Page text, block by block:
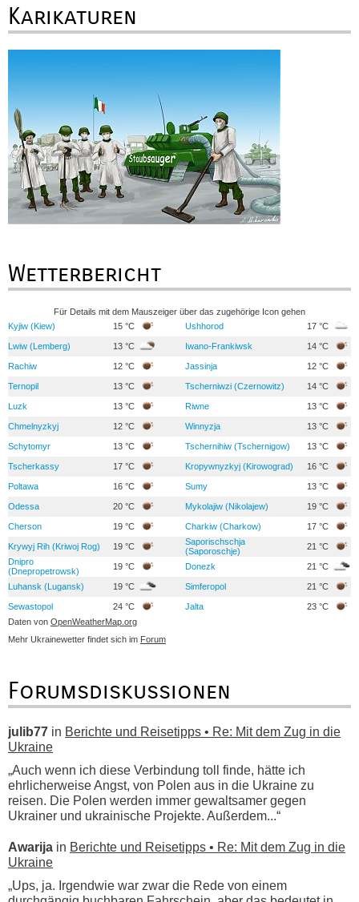
Karikaturen
Wetterbericht
Für Details mit dem Mauszeiger über das zugehörige Icon gehen
Kyjiw (Kiew)
15 °C Ushhorod 17 °C
Lwiw (Lemberg) 13 °C Iwano-Frankiwsk 14 °C
Rachiw 12 °C Jassinja 12 °C
Ternopil 13 °C Tscherniwzi (Czernowitz) 14 °C
Luzk 13 °C Riwne 13 °C
Chmelnyzkyj 12 °C Winnyzja 13 °C
Schytomyr 13 °C Tschernihiw (Tschernigow) 13 °C
Tscherkassy 17 °C Kropywnyzkyj (Kirowograd) 16 °C
Poltawa 16 °C Sumy 13 °C
Odessa 20 °C Mykolajiw (Nikolajew) 19 °C
Cherson 19 °C Charkiw (Charkow) 17 °C
Krywyj Rih (Kriwoj Rog) 19 °C
Saporischschja
(Saporoschje)
21 °C
Dnipro
(Dnepropetrowsk)
19 °C Donezk 21 °C
Luhansk (Lugansk) 19 °C Simferopol 21 °C
Sewastopol 24 °C Jalta
23 °C
Daten von OpenWeatherMap.org
Mehr Ukrainewetter findet sich im Forum
Forumsdiskussionen
julib77 in Berichte und Reisetipps • Re: Mit dem Zug in die
Ukraine
„Auch wenn ich diese Verbindung toll finde, hätte ich
ehrlicherweise Angst, von Polen aus in die Ukraine zu
reisen. Die Polen werden immer gewaltsamer gegen
Ukrainer und ukrainische Projekte. Außerdem...“
Awarija in Berichte und Reisetipps • Re: Mit dem Zug in die
Ukraine
„Ups, ja. Irgendwie war zwar die Rede von einem